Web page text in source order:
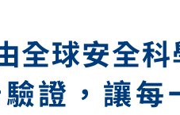
全球安全科
證，讓每